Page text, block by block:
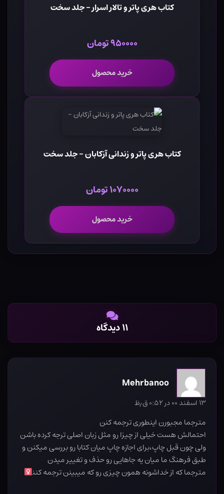
کتاب هری پاتر و تالار اسرار - جلد سخت
۹۵۰۰۰۰ تومان
خرید محصول
کتاب هری پاتر و زندانی آزکابان - جلد سخت
۱۰۷۰۰۰۰ تومان
خرید محصول
۱۱ دیدگاه
Mehrbanoo
۱۳ اسفند ۰۰ در ۰:۵۲ ق٫ظ
مترجما مجبورن اینطوری ترجمه کنن
احتمالش هست خیلی از چیزا رو مثل زبان اصلی ترجه کرده باشن
ولی چون قبل چاپ،برای اجازه چاپ میان کتابا رو بررسی میکنن و
طبق فرهنگ ما میان یه جاهایی رو حذف و تغییر میدن
مترجما که از خداشونه همون چیزی رو که میبینن ترجمه کنن‍